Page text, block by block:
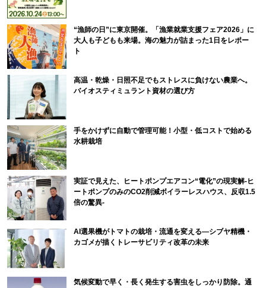
“漁師の日”に東京開催。「漁業就業支援フェア2026」に
大人も子どもも来場。海の魅力が詰まった1日をレポー
ト
高温・乾燥・日照不足でもストレスに負けない農業へ。
バイオスティミュラント資材の選び方
手をかけずに自動で管理可能！小型・低コストで始める
水耕栽培
実証で見えた、ヒートポンプエアコン“電化”の現実解-ヒ
ートポンプのみのCO2削減ボイラーレスハウス、反収1.5
倍の驚異-
AI選果機がトマトの栽培・流通を変える―シブヤ精機・
カゴメが描くトレーサビリティ改革の未来
気候変動で早く・長く発生する害虫をしっかり防除。通